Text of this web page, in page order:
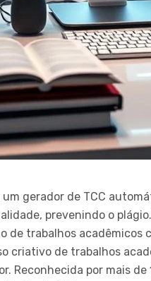
gerador de TCC
prevenindo o
de trabalhos acadêmicos
criativo de trabalhos
Reconhecida por mais